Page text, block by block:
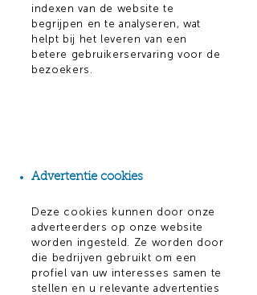
indexen van de website te
begrijpen en te analyseren, wat
helpt bij het leveren van een
betere gebruikerservaring voor de
bezoekers.
Advertentie cookies
Deze cookies kunnen door onze
adverteerders op onze website
worden ingesteld. Ze worden door
die bedrijven gebruikt om een
profiel van uw interesses samen te
stellen en u relevante advertenties